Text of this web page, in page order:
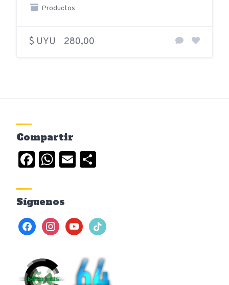
Productos
$ UYU 280,00
Compartir
Facebook
WhatsApp
Email
Síguenos
facebookinstagramyoutubetiktok